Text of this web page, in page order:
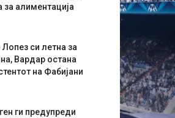
за алиментација
Лопез си летна за
Вардар остана
на Фабијани
ги предупреди